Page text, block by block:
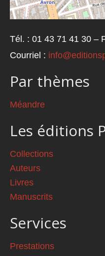
Tél. : 01 43 71 41 30 –
Courriel :
Par thèmes
Méandre
Les éditions
Collections
Auteurs
Livres
Manuscrits
Services
Prestations